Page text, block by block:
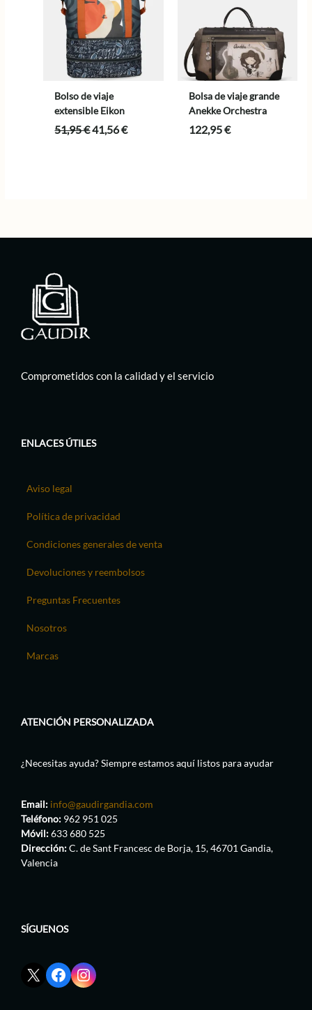
Bolso de viaje
extensible Eikon
51,95€El
41,56€El
Bolsa de viaje grande
Anekke Orchestra
122,95€
Comprometidos con la calidad y el servicio
ENLACES ÚTILES
Aviso legal
Política de privacidad
Condiciones generales de venta
Devoluciones y reembolsos
Preguntas Frecuentes
Nosotros
Marcas
ATENCIÓN PERSONALIZADA
¿Necesitas ayuda? Siempre estamos aquí listos para ayudar
Email: info@gaudirgandia.com
Teléfono: 962 951 025
Móvil:633 680 525
Dirección:C. de Sant Francesc de Borja, 15, 46701 Gandia,
Valencia
SÍGUENOS
Enlace
red
Enlace
de
Enlace